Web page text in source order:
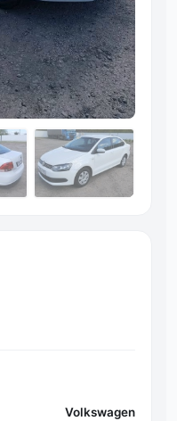
Volkswagen